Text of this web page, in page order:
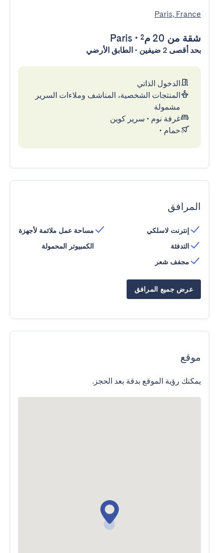
Paris, France
شقة من 20 م² •
Paris
بحد أقصى 2 ضيفين • الطابق الأرضي
الدخول الذاتي
المنتجات الشخصية، المناشف وملاءات السرير
مشمولة
غرفة نوم • سرير كوين
حمام •
المرافق
إنترنت لاسلكي
التدفئة
مجفف شعر
مساحة عمل ملائمة لأجهزة
الكمبيوتر المحمولة
عرض جميع المرافق
موقع
يمكنك رؤية الموقع بدقة بعد الحجز.